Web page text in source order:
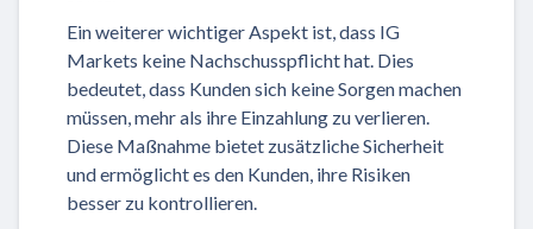
Ein weiterer wichtiger Aspekt ist, dass IG
Markets keine Nachschusspflicht hat. Dies
bedeutet, dass Kunden sich keine Sorgen machen
müssen, mehr als ihre Einzahlung zu verlieren.
Diese Maßnahme bietet zusätzliche Sicherheit
und ermöglicht es den Kunden, ihre Risiken
besser zu kontrollieren.